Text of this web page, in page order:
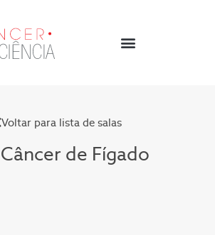
Voltar para lista de salas
de Fígado